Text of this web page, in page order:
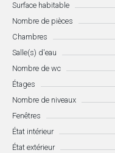
Surface habitable
Nombre de pièces
Chambres
Salle(s) d'eau
Nombre de wc
Étages
Nombre de niveaux
Fenêtres
État intérieur
État extérieur